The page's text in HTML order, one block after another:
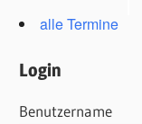
alle Termine
Login
Benutzername